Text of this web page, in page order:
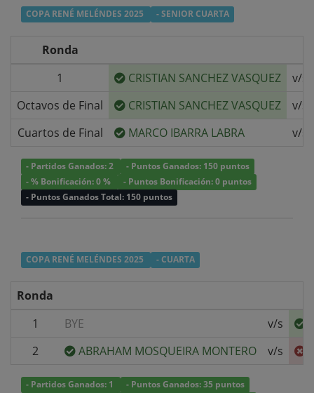
COPA RENÉ MELÉNDES 2025 - SENIOR CUARTA
Ronda
1
CRISTIAN SANCHEZ VASQUEZ
v/s
Octavos de Final
CRISTIAN SANCHEZ VASQUEZ
v/s
Cuartos de Final
MARCO IBARRA LABRA v/s
- Partidos Ganados: 2
- Puntos Ganados: 150 puntos
- % Bonificación: 0 %
- Puntos Bonificación: 0 puntos
- Puntos Ganados Total: 150 puntos
COPA RENÉ MELÉNDES 2025 - CUARTA
Ronda
1
BYE v/s
2
ABRAHAM MOSQUEIRA MONTERO v/s
- Partidos Ganados: 1
- Puntos Ganados: 35 puntos